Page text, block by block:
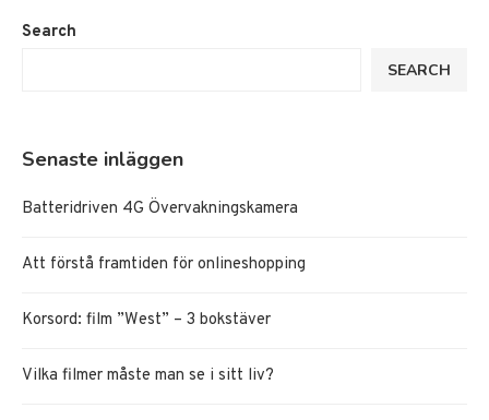
Search
SEARCH
Senaste inläggen
Batteridriven 4G Övervakningskamera
Att förstå framtiden för onlineshopping
Korsord: film ”West” – 3 bokstäver
Vilka filmer måste man se i sitt liv?